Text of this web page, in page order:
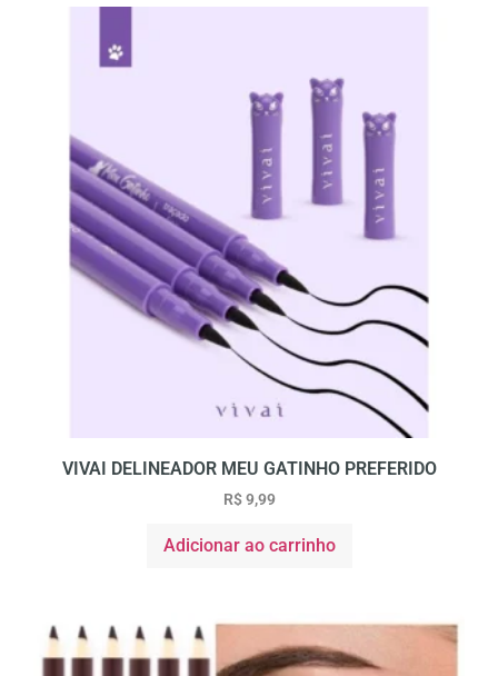
VIVAI DELINEADOR MEU GATINHO PREFERIDO
R$9,99
Adicionar ao carrinho